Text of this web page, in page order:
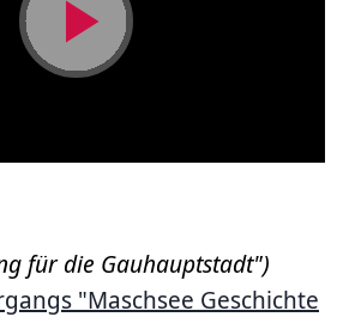
Video
für die Gauhauptstadt")
"Maschsee Geschichte